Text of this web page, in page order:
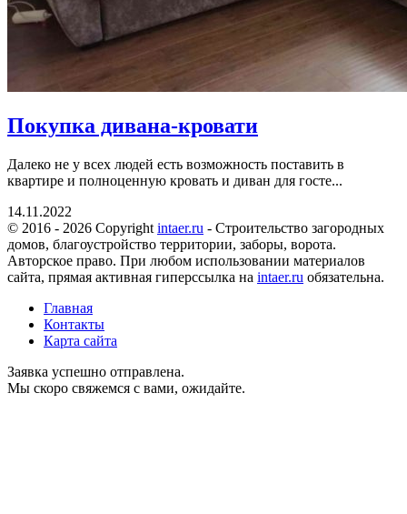
Покупка дивана-кровати
Далеко не у всех людей есть возможность поставить в
квартире и полноценную кровать и диван для госте...
14.11.2022
© 2016 - 2026 Copyright intaer.ru - Cтроительство загородных
домов, благоустройство территории, заборы, ворота.
Авторское право. При любом использовании материалов
сайта, прямая активная гиперссылка на intaer.ru обязательна.
Главная
Контакты
Карта сайта
Заявка успешно отправлена.
Мы скоро свяжемся с вами, ожидайте.